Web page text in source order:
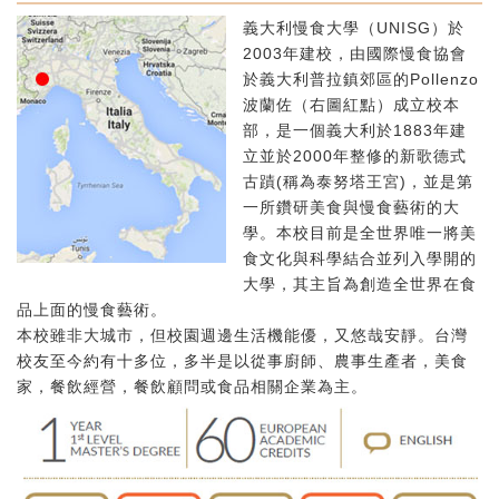
義大利慢食大學（UNISG）於
2003年建校，由國際慢食協會
於義大利普拉鎮郊區的Pollenzo
波蘭佐（右圖紅點）成立校本
部，是一個義大利於1883年建
立並於2000年整修的新歌德式
古蹟(稱為泰努塔王宮)，並是第
一所鑽研美食與慢食藝術的大
學。本校目前是全世界唯一將美
食文化與科學結合並列入學開的
大學，其主旨為創造全世界在食
品上面的慢食藝術。
本校雖非大城市，但校園週邊生活機能優，又悠哉安靜。台灣
校友至今約有十多位，多半是以從事廚師、農事生產者，美食
家，餐飲經營，餐飲顧問或食品相關企業為主。